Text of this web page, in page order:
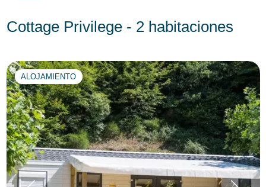
Cottage Privilege - 2 habitaciones
ALOJAMIENTO